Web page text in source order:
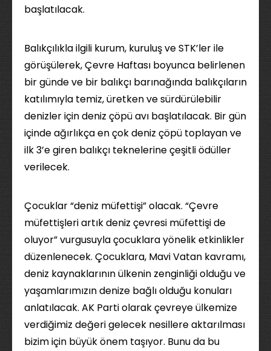
başlatılacak.
Balıkçılıkla ilgili kurum, kuruluş ve STK’ler ile
görüşülerek, Çevre Haftası boyunca belirlenen
bir günde ve bir balıkçı barınağında balıkçıların
katılımıyla temiz, üretken ve sürdürülebilir
denizler için deniz çöpü avı başlatılacak. Bir gün
içinde ağırlıkça en çok deniz çöpü toplayan ve
ilk 3’e giren balıkçı teknelerine çeşitli ödüller
verilecek.
Çocuklar “deniz müfettişi” olacak. “Çevre
müfettişleri artık deniz çevresi müfettişi de
oluyor” vurgusuyla çocuklara yönelik etkinlikler
düzenlenecek. Çocuklara, Mavi Vatan kavramı,
deniz kaynaklarının ülkenin zenginliği olduğu ve
yaşamlarımızın denize bağlı olduğu konuları
anlatılacak. AK Parti olarak çevreye ülkemize
verdiğimiz değeri gelecek nesillere aktarılması
bizim için büyük önem taşıyor. Bunu da bu